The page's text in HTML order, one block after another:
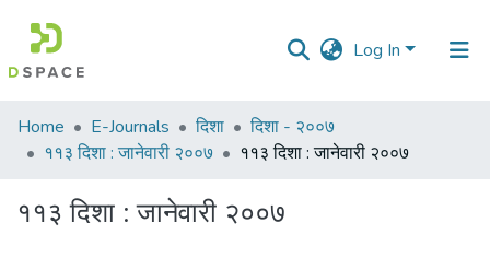
Log In
Communities
&
All of DSpace
Home E-Journals दिशा
दिशा - २००७
११३ दिशा : जानेवारी २००७
११३ दिशा : जानेवारी २००७
११३ दिशा : जानेवारी २००७